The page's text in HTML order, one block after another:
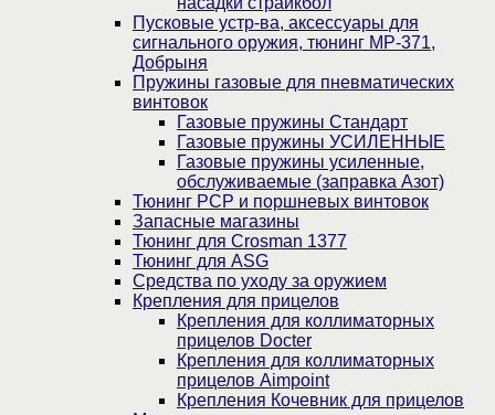
Пусковые устр-ва, аксессуары для
сигнального оружия, тюнинг МР-371,
Добрыня
Пружины газовые для пневматических
винтовок
Газовые пружины Стандарт
Газовые пружины УСИЛЕННЫЕ
Газовые пружины усиленные,
обслуживаемые (заправка Азот)
Тюнинг PCP и поршневых винтовок
Запасные магазины
Тюнинг для Crosman 1377
Тюнинг для ASG
Средства по уходу за оружием
Крепления для прицелов
Крепления для коллиматорных
прицелов Docter
Крепления для коллиматорных
прицелов Aimpoint
Крепления Кочевник для прицелов